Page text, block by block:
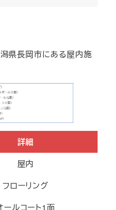
県長岡市にある屋内施
詳細
屋内
フローリング
ールコート1面